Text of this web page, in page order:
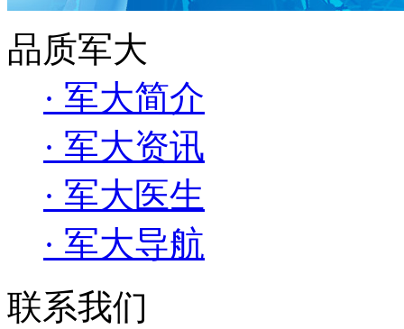
品质军大
· 军大简介
· 军大资讯
· 军大医生
· 军大导航
联系我们